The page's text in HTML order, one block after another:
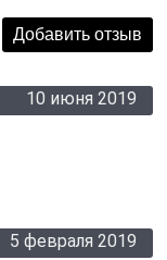
10 июня 2019
5 февраля 2019